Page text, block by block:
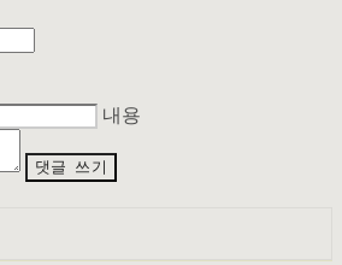
내용
댓글 쓰기